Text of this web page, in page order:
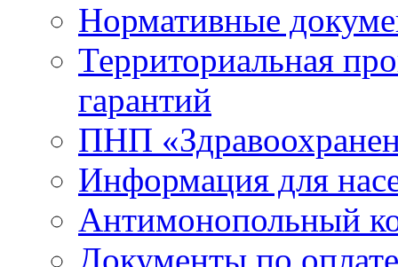
Нормативные
Территориальная
гарантий
ПНП
Информация для
Антимонопольный